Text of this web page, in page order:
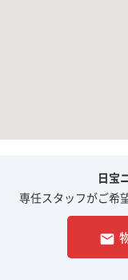
日宝
専任スタッフがご希
email